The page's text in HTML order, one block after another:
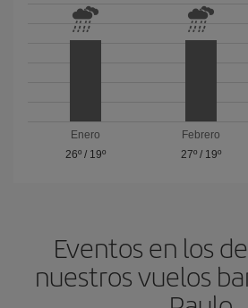
Enero
26º/ 19º
Febrero
27º/ 19º
Eventos en los
nuestros vuelos